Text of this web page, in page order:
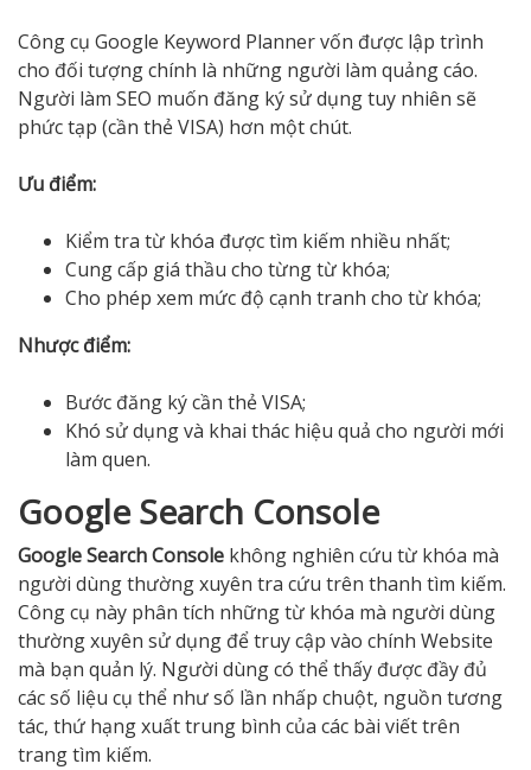
Công cụ Google Keyword Planner vốn được lập trình
cho đối tượng chính là những người làm quảng cáo.
Người làm SEO muốn đăng ký sử dụng tuy nhiên sẽ
phức tạp (cần thẻ VISA) hơn một chút.
Ưu điểm:
Kiểm tra từ khóa được tìm kiếm nhiều nhất;
Cung cấp giá thầu cho từng từ khóa;
Cho phép xem mức độ cạnh tranh cho từ khóa;
Nhược điểm:
Bước đăng ký cần thẻ VISA;
Khó sử dụng và khai thác hiệu quả cho người mới
làm quen.
Google Search Console
Google Search Console không nghiên cứu từ khóa mà
người dùng thường xuyên tra cứu trên thanh tìm kiếm.
Công cụ này phân tích những từ khóa mà người dùng
thường xuyên sử dụng để truy cập vào chính Website
mà bạn quản lý. Người dùng có thể thấy được đầy đủ
các số liệu cụ thể như số lần nhấp chuột, nguồn tương
tác, thứ hạng xuất trung bình của các bài viết trên
trang tìm kiếm.